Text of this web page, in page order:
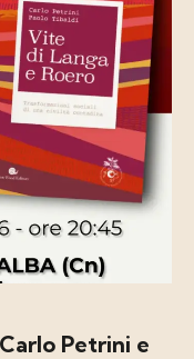
Petrini e